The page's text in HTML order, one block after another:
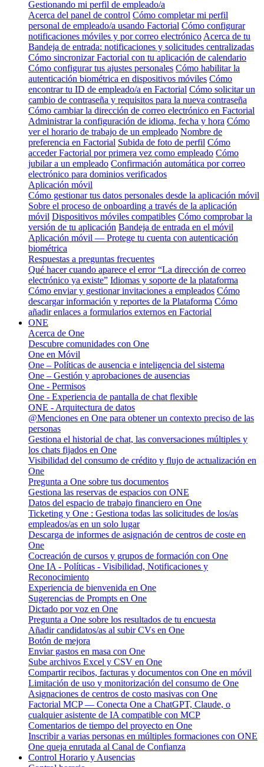
Gestionando mi perfil de empleado/a
Acerca del panel de control Cómo completar mi perfil
personal de empleado/a usando Factorial Cómo configurar
notificaciones móviles y por correo electrónico Acerca de tu
Bandeja de entrada: notificaciones y solicitudes centralizadas
Cómo sincronizar Factorial con tu aplicación de calendario
Cómo configurar tus ajustes personales Cómo habilitar la
autenticación biométrica en dispositivos móviles Cómo
encontrar tu ID de empleado/a en Factorial Cómo solicitar un
cambio de contraseña y requisitos para la nueva contraseña
Cómo cambiar la dirección de correo electrónico en Factorial
Administrar la configuración de idioma, fecha y hora Cómo
ver el horario de trabajo de un empleado Nombre de
preferencia en Factorial Subida de foto de perfil Cómo
acceder Factorial por primera vez como empleado Cómo
jubilar a un empleado Confirmación automática por correo
electrónico para dominios verificados
Aplicación móvil
Cómo gestionar tus datos personales desde la aplicación móvil
Sobre el proceso de onboarding a través de la aplicación
móvil Dispositivos móviles compatibles Cómo comprobar la
versión de tu aplicación Bandeja de entrada en el móvil
Aplicación móvil — Protege tu cuenta con autenticación
biométrica
Respuestas a preguntas frecuentes
Qué hacer cuando aparece el error “La dirección de correo
electrónico ya existe” Idiomas y soporte de la plataforma
Cómo enviar y gestionar invitaciones a empleados Cómo
descargar información y reportes de la Plataforma Cómo
añadir enlaces a formularios externos en Factorial
ONE
Acerca de One
Descubre comunidades con One
One en Móvil
One – Políticas de ausencia e inteligencia del sistema
One – Gestión y aprobaciones de ausencias
One - Permisos
One - Experiencia de pantalla de chat flexible
ONE - Arquitectura de datos
@Menciones en One para obtener un contexto preciso de las
personas
Gestiona el historial de chat, las conversaciones múltiples y
los chats fijados en One
Visibilidad del consumo de crédito y flujo de actualización en
One
Pregunta a One sobre tus documentos
Gestiona las reservas de espacios con ONE
Datos del espacio de trabajo financiero en One
Ticketing y One : Gestiona todas las solicitudes de los/as
empleados/as en un solo lugar
Descarga de informes de asignación de centros de coste en
One
Cocreación de cursos y grupos de formación con One
One IA - Políticas - Visibilidad, Notificaciones y
Reconocimiento
Experiencia de bienvenida en One
Sugerencias de Prompts en One
Dictado por voz en One
Pregunta a One sobre los resultados de tu encuesta
Añadir candidatos/as al subir CVs en One
Botón de mejora
Enviar gastos en masa con One
Sube archivos Excel y CSV en One
Compartir recibos, facturas y documentos con One en móvil
Limitación de uso y monitorización del consumo de One
Asignaciones de centros de costo masivas con One
Factorial MCP — Conecta One a ChatGPT, Claude, o
cualquier asistente de IA compatible con MCP
Comentarios de tiempo del proyecto en One
Inscribir a varias personas en múltiples formaciones con ONE
One queja enrutada al Canal de Confianza
Control Horario y Ausencias